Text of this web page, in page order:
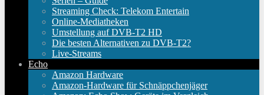
Streaming Check: Telekom Entertain
Online-Mediatheken
Umstellung auf DVB-T2 HD
Die besten Alternativen zu DVB-T2?
Live-Streams
Echo
Amazon Hardware
Amazon-Hardware für Schnäppchenjäger